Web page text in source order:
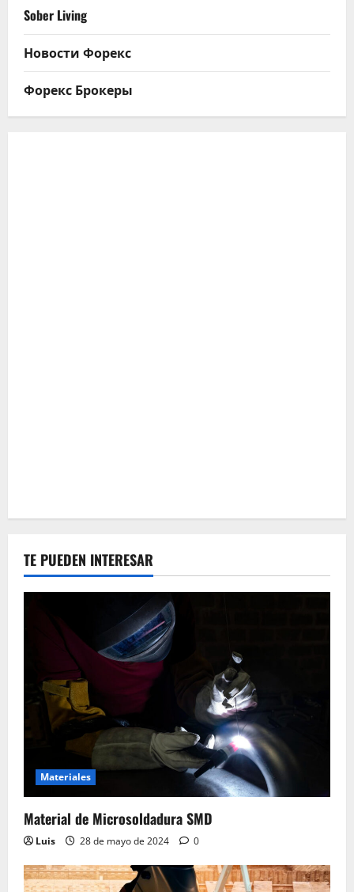
Sober Living
Новости Форекс
Форекс Брокеры
TE PUEDEN INTERESAR
Materiales
Material de Microsoldadura SMD
Luis 28 de mayo de 2024 0